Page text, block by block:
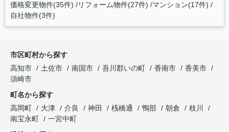
価格変更物件(35件) リフォーム物件(27件) マンション(17件)
自社物件(3件)
市区町村から探す
高知市
土佐市 南国市 吾川郡いの町 香南市
香美市
須崎市
町名から探す
高岡町
大津 介良 神田 桟橋通 鴨部 朝倉
枝川
南宝永町
一宮中町